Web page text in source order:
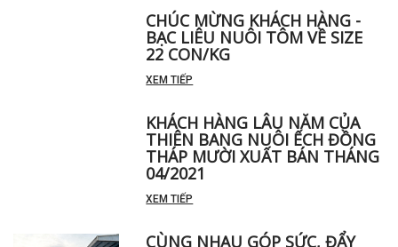
CHÚC MỪNG KHÁCH HÀNG -
BẠC LIÊU NUÔI TÔM VỀ SIZE
22 CON/KG
KHÁCH HÀNG LÂU NĂM CỦA
THIÊN BANG NUÔI ẾCH ĐỒNG
THÁP MƯỜI XUẤT BÁN THÁNG
04/2021